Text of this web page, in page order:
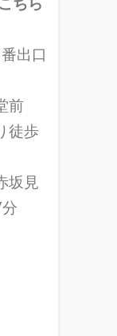
出口
前
徒歩
坂見